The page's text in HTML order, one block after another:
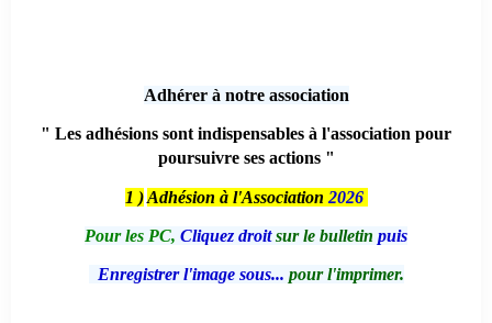
Adhérer à notre association
" Les adhésions sont indispensables à l'association pour
poursuivre ses actions "
1 ) Adhésion à l'Association 2026
Pour les PC, Cliquez droitsur le bulletin puis
Enregistrer l'image sous... pour l'imprimer.